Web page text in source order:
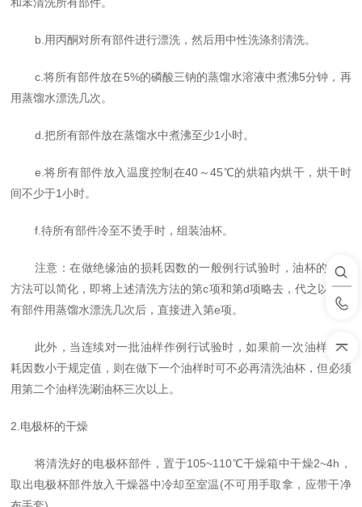
和苯清洗所有部件。
b.用丙酮对所有部件进行漂洗，然后用中性洗涤剂清洗。
c.将所有部件放在5%的磷酸三钠的蒸馏水溶液中煮沸5分钟，再
用蒸馏水漂洗几次。
d.把所有部件放在蒸馏水中煮沸至少1小时。
e.将所有部件放入温度控制在40～45℃的烘箱内烘干，烘干时
间不少于1小时。
f.待所有部件冷至不烫手时，组装油杯。
注意：在做绝缘油的损耗因数的一般例行试验时，油杯的清洗
方法可以简化，即将上述清洗方法的第c项和第d项略去，代之以将所
有部件用蒸馏水漂洗几次后，直接进入第e项。
此外，当连续对一批油样作例行试验时，如果前一次油样的损
耗因数小于规定值，则在做下一个油样时可不必再清洗油杯，但必须
用第二个油样洗涮油杯三次以上。
2.电极杯的干燥
将清洗好的电极杯部件 ，置于105~110℃干燥箱中干燥2~4h，
取出电极杯部件放入干燥器中冷却至室温(不可用手取拿，应带干净